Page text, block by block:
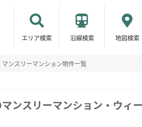
エリア検索 沿線検索 地図検索
ンスリーマンション物件一覧
ンスリーマンション・ウィ